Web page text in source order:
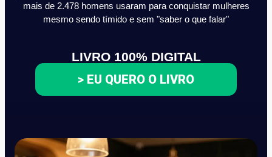
mais de 2.478 homens usaram para conquistar mulheres
mesmo sendo tímido e sem "saber o que falar"
LIVRO 100% DIGITAL
> EU QUERO O LIVRO